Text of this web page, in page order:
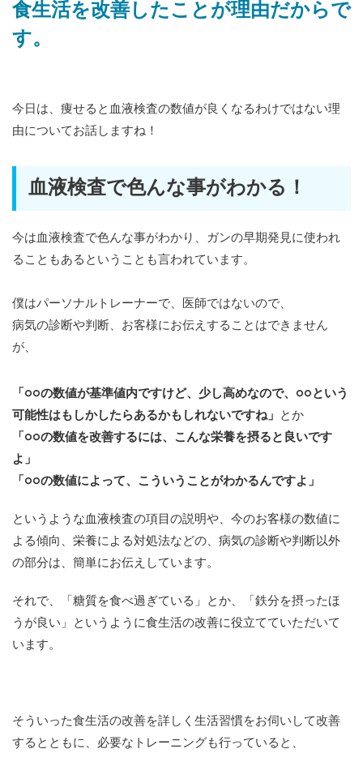
食生活を改善したことが理由だからで
す。
今日は、痩せると血液検査の数値が良くなるわけではない理
由についてお話しますね！
血液検査で色んな事がわかる！
今は血液検査で色んな事がわかり、ガンの早期発見に使われ
ることもあるということも言われています。
僕はパーソナルトレーナーで、医師ではないので、
病気の診断や判断、お客様にお伝えすることはできません
が、
「○○の数値が基準値内ですけど、少し高めなので、○○という
可能性はもしかしたらあるかもしれないですね」
とか
「○○の数値を改善するには、こんな栄養を摂ると良いです
よ」
「○○の数値によって、こういうことがわかるんですよ」
というような血液検査の項目の説明や、今のお客様の数値に
よる傾向、栄養による対処法などの、病気の診断や判断以外
の部分は、簡単にお伝えしています。
それで、「糖質を食べ過ぎている」とか、「鉄分を摂ったほ
うが良い」というように食生活の改善に役立てていただいて
います。
そういった食生活の改善を詳しく生活習慣をお伺いして改善
するとともに、必要なトレーニングも行っていると、